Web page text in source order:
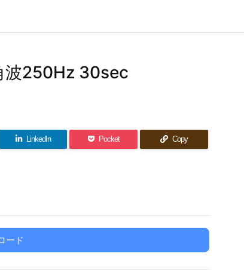
波250Hz 30sec
LinkedIn Pocket Copy
ード